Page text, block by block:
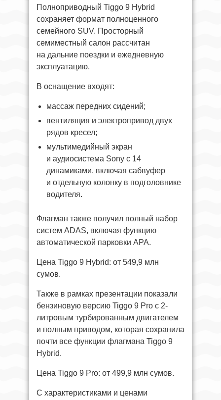
Полноприводный Tiggo 9 Hybrid
сохраняет формат полноценного
семейного SUV. Просторный
семиместный салон рассчитан
на дальние поездки и ежедневную
эксплуатацию.
В оснащение входят:
массаж передних сидений;
вентиляция и электропривод двух
рядов кресел;
мультимедийный экран
и аудиосистема Sony с 14
динамиками, включая сабвуфер
и отдельную колонку в подголовнике
водителя.
Флагман также получил полный набор
систем ADAS, включая функцию
автоматической парковки APA.
Цена Tiggo 9 Hybrid: от 549,9 млн
сумов.
Также в рамках презентации показали
бензиновую версию Tiggo 9 Pro с 2-
литровым турбированным двигателем
и полным приводом, которая сохранила
почти все функции флагмана Tiggo 9
Hybrid.
Цена Tiggo 9 Pro: от 499,9 млн сумов.
C характеристиками и ценами